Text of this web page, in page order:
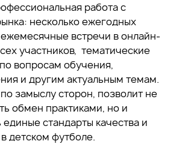
работа с
несколько ежегодных
встречи в онлайн-
участников, тематические
вопросам обучения,
и другим актуальным темам.
замыслу сторон, позволит не
обмен практиками, но и
стандарты качества и
детском футболе.